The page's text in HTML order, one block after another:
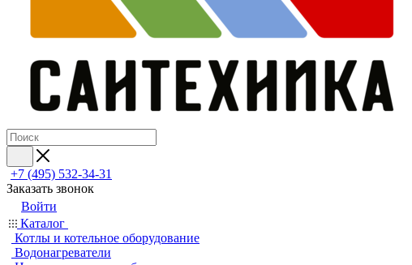
+7 (495) 532‑34‑31
Заказать звонок
Войти
Каталог
Котлы и котельное оборудование
Водонагреватели